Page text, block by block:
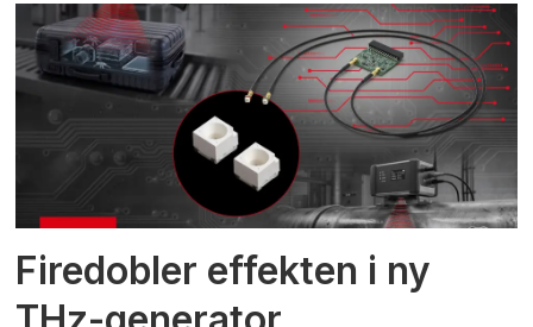
Firedobler effekten i ny